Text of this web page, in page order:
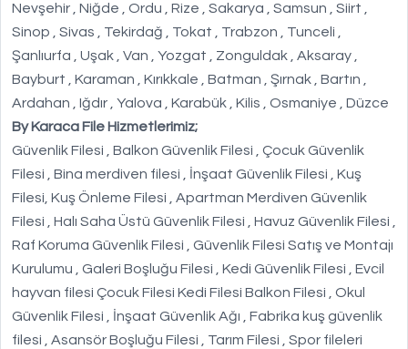
Nevşehir , Niğde , Ordu , Rize , Sakarya , Samsun , Siirt ,
Sinop , Sivas , Tekirdağ , Tokat , Trabzon , Tunceli ,
Şanlıurfa , Uşak , Van , Yozgat , Zonguldak , Aksaray ,
Bayburt , Karaman , Kırıkkale , Batman , Şırnak , Bartın ,
Ardahan , Iğdır , Yalova , Karabük , Kilis , Osmaniye , Düzce
By Karaca File Hizmetlerimiz;
Güvenlik Filesi , Balkon Güvenlik Filesi , Çocuk Güvenlik
Filesi , Bina merdiven filesi , İnşaat Güvenlik Filesi , Kuş
Filesi, Kuş Önleme Filesi , Apartman Merdiven Güvenlik
Filesi , Halı Saha Üstü Güvenlik Filesi , Havuz Güvenlik Filesi ,
Raf Koruma Güvenlik Filesi , Güvenlik Filesi Satış ve Montajı
Kurulumu , Galeri Boşluğu Filesi , Kedi Güvenlik Filesi , Evcil
hayvan filesi Çocuk Filesi Kedi Filesi Balkon Filesi , Okul
Güvenlik Filesi , İnşaat Güvenlik Ağı , Fabrika kuş güvenlik
filesi , Asansör Boşluğu Filesi , Tarım Filesi , Spor fileleri